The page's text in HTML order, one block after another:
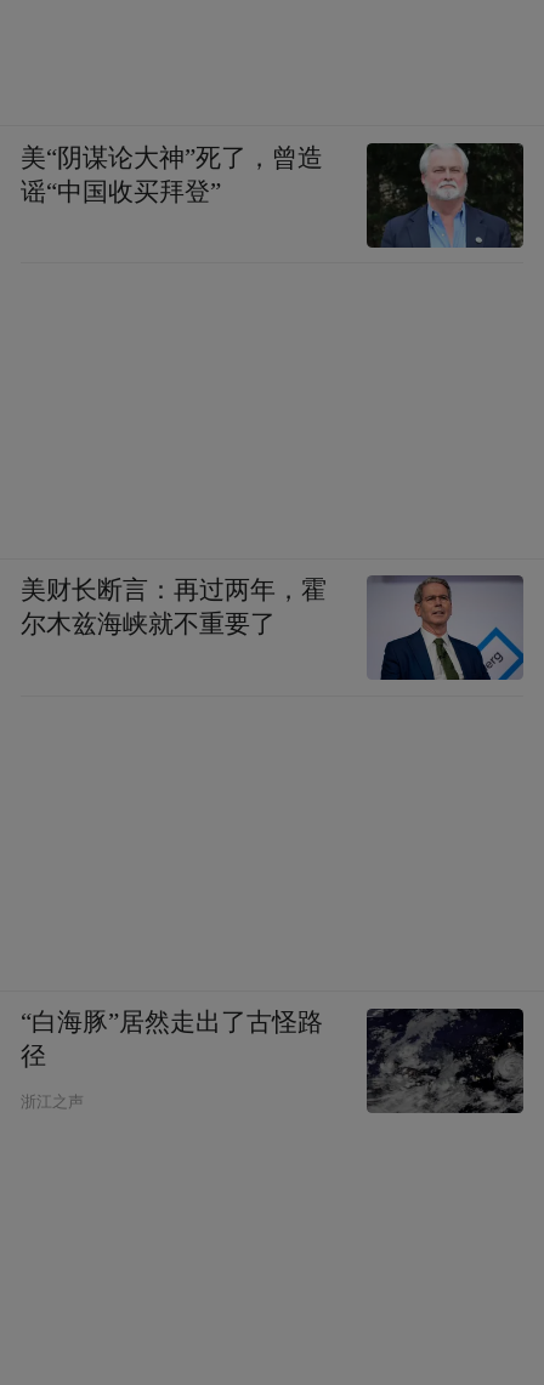
美“阴谋论大神”死了，曾造
谣“中国收买拜登”
美财长断言：再过两年，霍
尔木兹海峡就不重要了
“白海豚”居然走出了古怪路
径
浙江之声